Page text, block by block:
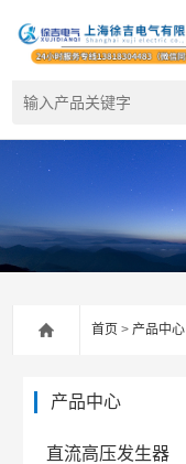
首页 >产品中心
产品中心
直流高压发生器